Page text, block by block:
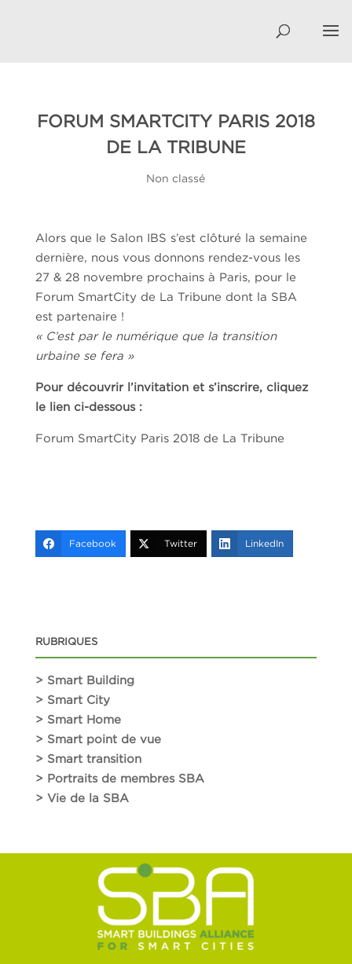
FORUM SMARTCITY PARIS 2018
DE LA TRIBUNE
Non classé
Alors que le Salon IBS s’est clôturé la semaine
dernière, nous vous donnons rendez-vous les
27 & 28 novembre prochains à Paris, pour le
Forum SmartCity de La Tribune dont la SBA
est partenaire !
« C’est par le numérique que la transition
urbaine se fera »
Pour découvrir l’invitation et s’inscrire, cliquez
le lien ci-dessous :
Forum SmartCity Paris 2018 de La Tribune
Facebook Twitter LinkedIn
RUBRIQUES
> Smart Building
> Smart City
> Smart Home
> Smart point de vue
> Smart transition
> Portraits de membres SBA
> Vie de la SBA